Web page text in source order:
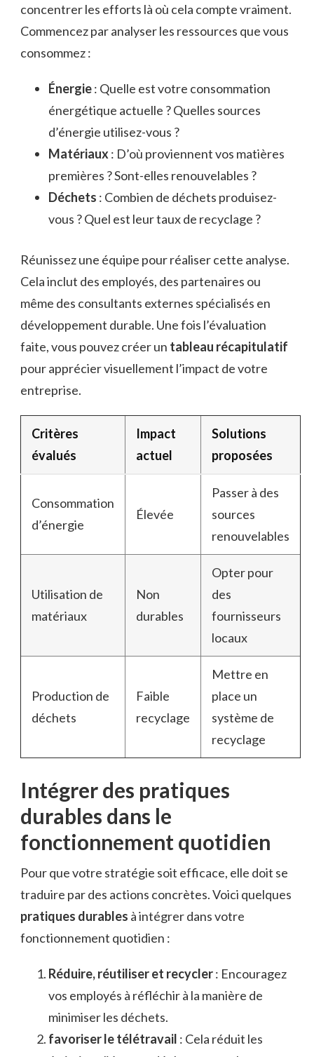
concentrer les efforts là où cela compte vraiment.
Commencez par analyser les ressources que vous
consommez :
Énergie: Quelle est votre consommation
énergétique actuelle ? Quelles sources
d’énergie utilisez-vous ?
Matériaux : D’où proviennent vos matières
premières ? Sont-elles renouvelables ?
Déchets : Combien de déchets produisez-
vous ? Quel est leur taux de recyclage ?
Réunissez une équipe pour réaliser cette analyse.
Cela inclut des employés, des partenaires ou
même des consultants externes spécialisés en
développement durable. Une fois l’évaluation
faite, vous pouvez créer un tableau récapitulatif
pour apprécier visuellement l’impact de votre
entreprise.
Critères
évalués
Impact
actuel
Solutions
proposées
Consommation
d’énergie
Élevée
Passer à des
sources
renouvelables
Utilisation de
matériaux
Non
durables
Opter pour
des
fournisseurs
locaux
Production de
déchets
Faible
recyclage
Mettre en
place un
système de
recyclage
Intégrer des pratiques
durables dans le
fonctionnement quotidien
Pour que votre stratégie soit efficace, elle doit se
traduire par des actions concrètes. Voici quelques
pratiques durables à intégrer dans votre
fonctionnement quotidien :
Réduire, réutiliser et recycler: Encouragez
vos employés à réfléchir à la manière de
minimiser les déchets.
favoriser le télétravail : Cela réduit les